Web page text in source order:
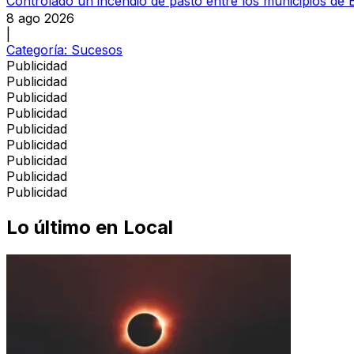
8 ago 2026
Categoría: Sucesos
Publicidad
Publicidad
Publicidad
Publicidad
Publicidad
Publicidad
Publicidad
Publicidad
Publicidad
Lo último en Local